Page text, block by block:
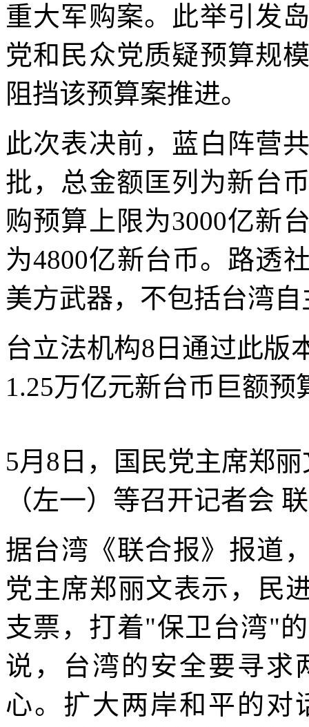
重大军购案。此举引发
党和民众党质疑预算规
阻挡该预算案推进。
此次表决前，蓝白阵营
批，总金额匡列为新台
购预算上限为3000亿新
为4800亿新台币。路透
美方武器，不包括台湾
台立法机构8日通过此版
1.25万亿元新台币巨额
5月8日，国民党主席郑
（左一）等召开记者会
据台湾《联合报》报道
党主席郑丽文表示，民
支票，打着"保卫台湾"
说，台湾的安全要寻求
心。扩大两岸和平的对